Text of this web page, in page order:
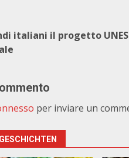
italiani il progetto
per inviare un